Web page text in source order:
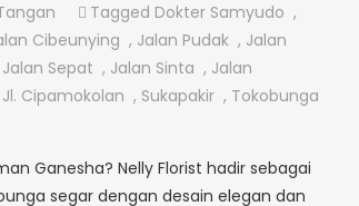
Tagged Dokter Samyudo ,
Cibeunying , Jalan Pudak , Jalan
Jalan Sepat , Jalan Sinta , Jalan
Jl. Cipamokolan , Sukapakir , Tokobunga
Ganesha? Nelly Florist hadir sebagai
segar dengan desain elegan dan